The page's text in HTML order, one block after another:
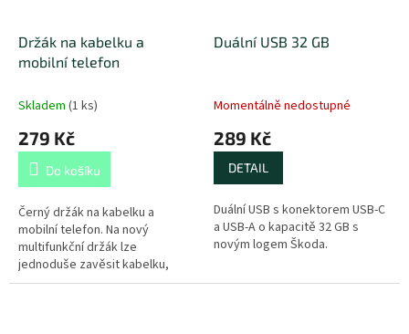
Držák na kabelku a
mobilní telefon
Skladem (1 ks)
279 Kč
Do košíku
Černý držák na kabelku a
mobilní telefon. Na nový
multifunkční držák lze
jednoduše zavěsit kabelku,
aktovku nebo lehčí nákup a
Duální USB 32 GB
Momentálně nedostupné
289 Kč
DETAIL
Duální USB s konektorem USB-C
a USB-A o kapacitě 32 GB s
novým logem Škoda.